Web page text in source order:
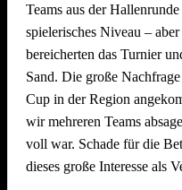
Abbau !! Vor dem Fest ist
auch der Abbau muss
nach intensiven Festtagen
der Abbau schnell und
jede helfende Hand
Arbeitstag am
Neckarufer kommen!!
Teams aus der
spielerisches Niveau –
bereicherten das Turnier
Sand. Die große
Cup in der Region
wir mehreren Teams
voll war. Schade für die
dieses große Interesse als